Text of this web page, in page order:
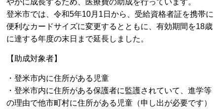
【東松島市定住化促進事業補助金交付制度】
東松島市では「東松島市版総合戦略」の一環として、定住
化促進を図るために、現在、市外に居住し、東松島市内に
住宅を取得しようとする方
る「東松島市定住化促進事業補助金」を交付します。
※令和６年度予算が残りわずかとなりました。申請予定の